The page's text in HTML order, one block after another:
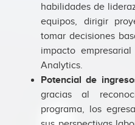
habilidades de
equipos, dirigir
tomar decisiones
impacto
Analytics.
Potencial de
gracias al
programa, los